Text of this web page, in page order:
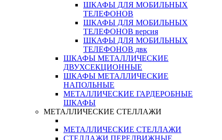
ШКАФЫ ДЛЯ МОБИЛЬНЫХ
ТЕЛЕФОНОВ
ШКАФЫ ДЛЯ МОБИЛЬНЫХ
ТЕЛЕФОНОВ версия
ШКАФЫ ДЛЯ МОБИЛЬНЫХ
ТЕЛЕФОНОВ двк
ШКАФЫ МЕТАЛЛИЧЕСКИЕ
ДВУХСЕКЦИОННЫЕ
ШКАФЫ МЕТАЛЛИЧЕСКИЕ
НАПОЛЬНЫЕ
МЕТАЛЛИЧЕСКИЕ ГАРДЕРОБНЫЕ
ШКАФЫ
МЕТАЛЛИЧЕСКИЕ СТЕЛЛАЖИ
МЕТАЛЛИЧЕСКИЕ СТЕЛЛАЖИ
СТЕЛЛАЖИ ПЕРЕДВИЖНЫЕ